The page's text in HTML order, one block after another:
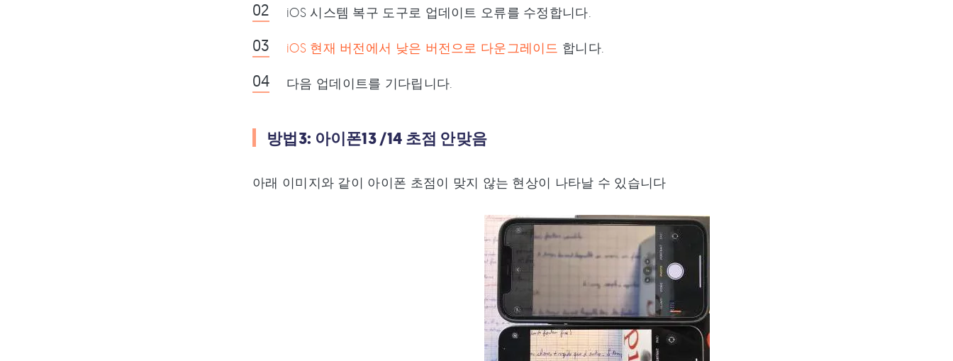
iOS 시스템 복구 도구로 업데이트 오류를 수정합니다.
iOS 현재 버전에서 낮은 버전으로 다운그레이드 합니다.
다음 업데이트를 기다립니다.
방법3: 아이폰13 /14 초점 안맞음
아래 이미지와 같이 아이폰 초점이 맞지 않는 현상이 나타날 수 있습니다